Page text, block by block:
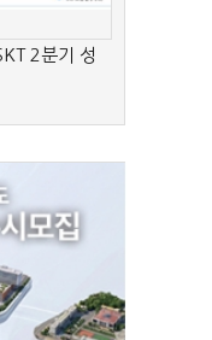
2분기 성